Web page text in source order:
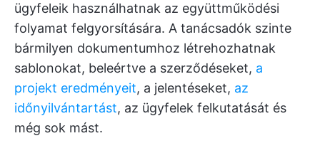
ügyfeleik használhatnak az együttműködési
folyamat felgyorsítására. A tanácsadók szinte
bármilyen dokumentumhoz létrehozhatnak
sablonokat, beleértve a szerződéseket, a
projekt eredményeit, a jelentéseket, az
időnyilvántartást, az ügyfelek felkutatását és
még sok mást.